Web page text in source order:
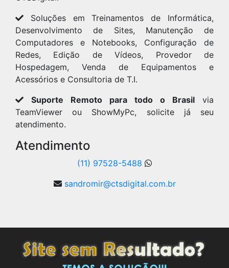
Soluções em Treinamentos de Informática,
Desenvolvimento de Sites, Manutenção de
Computadores e Notebooks, Configuração de
Redes, Edição de Vídeos, Provedor de
Hospedagem, Venda de Equipamentos e
Acessórios e Consultoria de T.I.
Suporte Remoto para todo o Brasil via
TeamViewer ou ShowMyPc, solicite já seu
atendimento.
Atendimento
(11) 97528-5488
sandromir@ctsdigital.com.br